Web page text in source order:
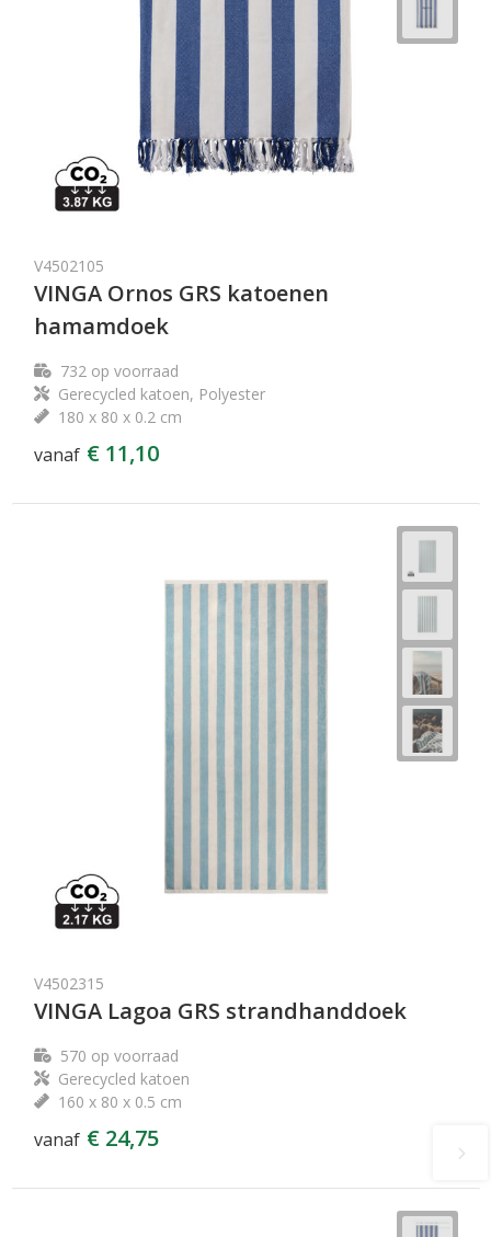
V4502105
VINGA Ornos GRS katoenen
hamamdoek
732op voorraad
Gerecycled katoen, Polyester
180 x 80 x 0.2 cm
vanaf € 11,10
V4502315
VINGA Lagoa GRS strandhanddoek
570 op voorraad
Gerecycled katoen
160 x 80 x 0.5 cm
vanaf € 24,75